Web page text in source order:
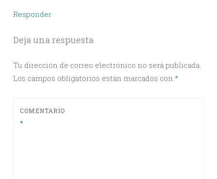
Responder
Deja una respuesta
Tu dirección de correo electrónico no será publicada.
Los campos obligatorios están marcados con *
COMENTARIO
*